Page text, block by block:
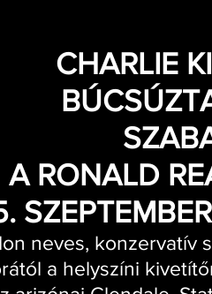
CHARLIE
A RONALD
neves, konzervatív
a helyszíni